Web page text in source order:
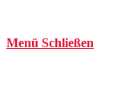
Menü Schließen